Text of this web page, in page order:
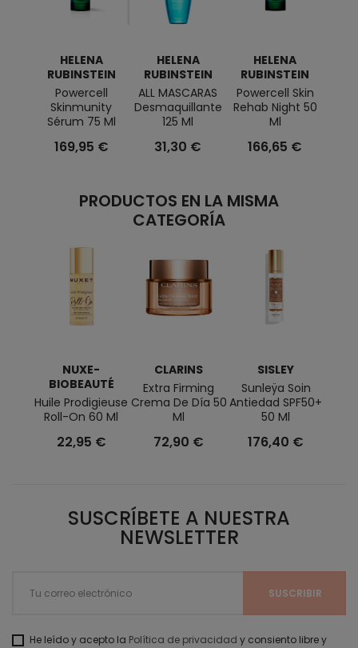
HELENA
RUBINSTEIN
Powercell
Skinmunity
Sérum 75 Ml
169,95 €
HELENA
RUBINSTEIN
ALL MASCARAS
Desmaquillante
125 Ml
31,30 €
HELENA
RUBINSTEIN
Powercell Skin
Rehab Night 50
Ml
166,65 €
PRODUCTOS EN LA MISMA
CATEGORÍA
NUXE-
BIOBEAUTÉ
Huile Prodigieuse
Roll-On 60 Ml
22,95 €
CLARINS
Extra Firming
Crema De Día 50
Ml
72,90 €
SISLEY
Sunleÿa Soin
Antiedad SPF50+
50 Ml
176,40 €
SUSCRÍBETE A NUESTRA
NEWSLETTER
He leído y acepto la Política de privacidad y consiento libre y